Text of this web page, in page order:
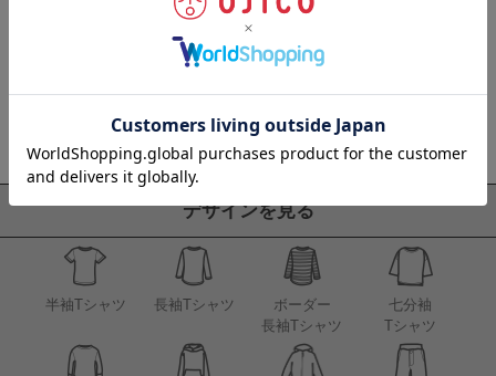
デザインを見る
半袖Tシャツ 長袖Tシャツ
ボーダー
長袖Tシャツ
七分袖
Tシャツ